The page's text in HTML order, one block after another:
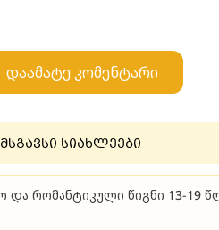
დაამატე კომენტარი
მსგავსი სიახლეები
7 სათავგადასავლო და